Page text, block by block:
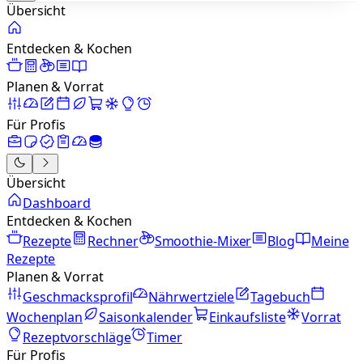
Übersicht
Entdecken & Kochen
Planen & Vorrat
Für Profis
Übersicht
Dashboard
Entdecken & Kochen
Rezepte
Rechner Smoothie-Mixer Blog
Meine
Rezepte
Planen & Vorrat
Geschmacksprofil
Nährwertziele
Tagebuch
Wochenplan
Saisonkalender Einkaufsliste
Vorrat
Rezeptvorschläge
Timer
Für Profis